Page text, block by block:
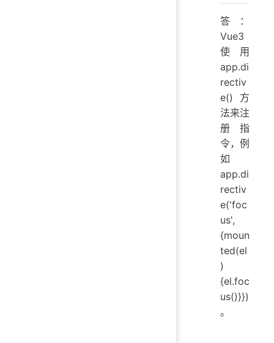
答：
Vue3
使用
app.di
rectiv
e() 方
法来注
册指
令，例
如
app.di
rectiv
e('foc
us',
{moun
ted(el
)
{el.foc
us()}})
。